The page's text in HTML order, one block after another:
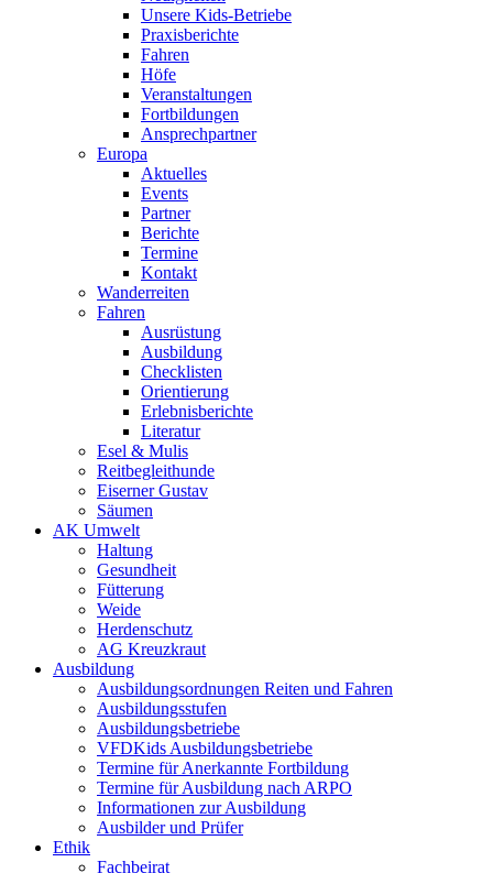
Unsere Kids-Betriebe
Praxisberichte
Fahren
Höfe
Veranstaltungen
Fortbildungen
Ansprechpartner
Europa
Aktuelles
Events
Partner
Berichte
Termine
Kontakt
Wanderreiten
Fahren
Ausrüstung
Ausbildung
Checklisten
Orientierung
Erlebnisberichte
Literatur
Esel & Mulis
Reitbegleithunde
Eiserner Gustav
Säumen
AK Umwelt
Haltung
Gesundheit
Fütterung
Weide
Herdenschutz
AG Kreuzkraut
Ausbildung
Ausbildungsordnungen Reiten und Fahren
Ausbildungsstufen
Ausbildungsbetriebe
VFDKids Ausbildungsbetriebe
Termine für Anerkannte Fortbildung
Termine für Ausbildung nach ARPO
Informationen zur Ausbildung
Ausbilder und Prüfer
Ethik
Fachbeirat